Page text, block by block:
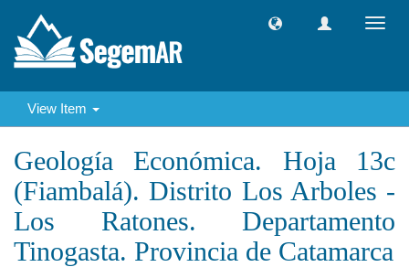
View Item
Geología Económica. Hoja 13c
(Fiambalá). Distrito Los Arboles -
Los Ratones. Departamento
Tinogasta. Provincia de Catamarca